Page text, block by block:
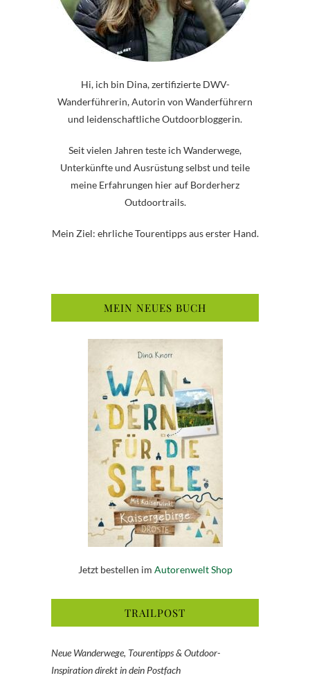
Hi, ich bin Dina, zertifizierte DWV-
Wanderführerin, Autorin von Wanderführern
und leidenschaftliche Outdoorbloggerin.
Seit vielen Jahren teste ich Wanderwege,
Unterkünfte und Ausrüstung selbst und teile
meine Erfahrungen hier auf Borderherz
Outdoortrails.
Mein Ziel: ehrliche Tourentipps aus erster Hand.
MEIN NEUES BUCH
Jetzt bestellen im Autorenwelt Shop
TRAILPOST
Neue Wanderwege, Tourentipps & Outdoor-
Inspiration direkt in dein Postfach